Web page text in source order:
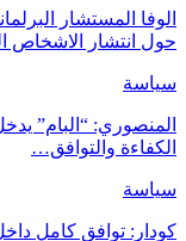
الوفا المستشار
حول انتشار الاشخاص
سياسة
الكفاءة والتوافق…
سياسة